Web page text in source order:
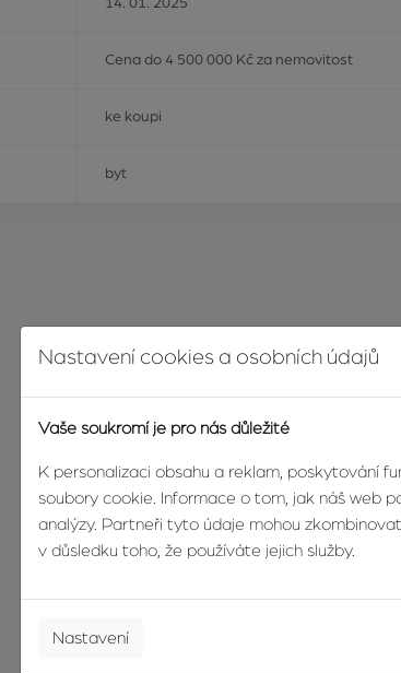
14. 01. 2025
Cena do 4 500 000 Kč za nemovitost
ke koupi
byt
Nastavení cookies a osobních údajů
Vaše soukromí je pro nás důležité
K personalizaci obsahu a reklam, poskytování
soubory cookie. Informace o tom, jak náš web
analýzy. Partneři tyto údaje mohou
v důsledku toho, že používáte jejich služby.
Nastavení